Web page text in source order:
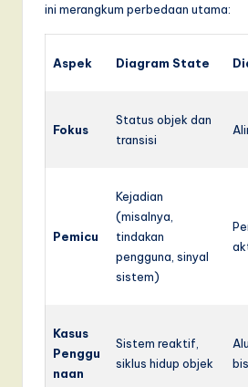
ini merangkum perbedaan utama:
Aspek Diagram State
Fokus
Status objek dan
transisi
Pemicu
Kejadian
(misalnya,
tindakan
pengguna, sinyal
sistem)
Kasus
Penggu
naan
Sistem reaktif,
siklus hidup objek